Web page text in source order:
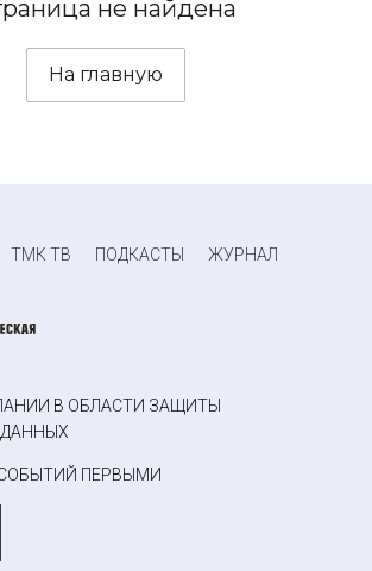
не найдена
На главную
ТМК ТВ ПОДКАСТЫ ЖУРНАЛ
В ОБЛАСТИ ЗАЩИТЫ
СОБЫТИЙ ПЕРВЫМИ